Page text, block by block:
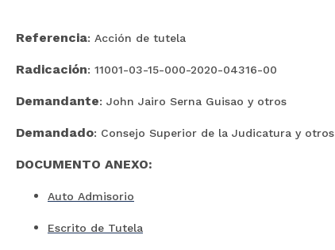
Referencia: Acción de tutela
Radicación: 11001-03-15-000-2020-04316-00
Demandante: John Jairo Serna Guisao y otros
Demandado: Consejo Superior de la Judicatura y otros
DOCUMENTO ANEXO:
Auto Admisorio
Escrito de Tutela